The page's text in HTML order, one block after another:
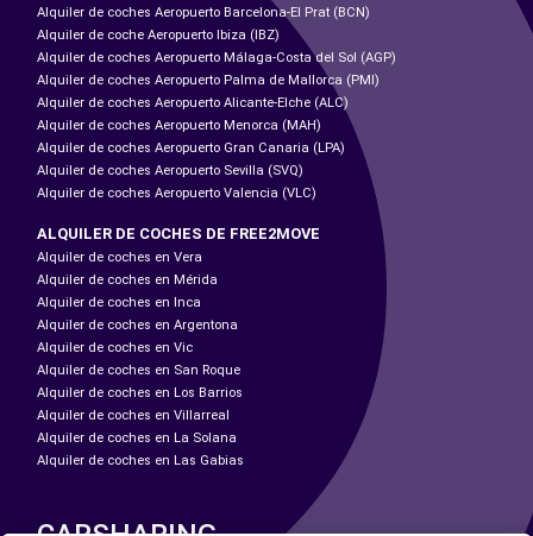
Alquiler de coches Aeropuerto Barcelona-El Prat (BCN)
Alquiler de coche Aeropuerto Ibiza (IBZ)
Alquiler de coches Aeropuerto Málaga-Costa del Sol (AGP)
Alquiler de coches Aeropuerto Palma de Mallorca (PMI)
Alquiler de coches Aeropuerto Alicante-Elche (ALC)
Alquiler de coches Aeropuerto Menorca (MAH)
Alquiler de coches Aeropuerto Gran Canaria (LPA)
Alquiler de coches Aeropuerto Sevilla (SVQ)
Alquiler de coches Aeropuerto Valencia (VLC)
ALQUILER DE COCHES DE FREE2MOVE
Alquiler de coches en Vera
Alquiler de coches en Mérida
Alquiler de coches en Inca
Alquiler de coches en Argentona
Alquiler de coches en Vic
Alquiler de coches en San Roque
Alquiler de coches en Los Barrios
Alquiler de coches en Villarreal
Alquiler de coches en La Solana
Alquiler de coches en Las Gabias